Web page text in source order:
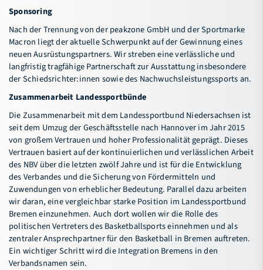
Sponsoring
Nach der Trennung von der peakzone GmbH und der Sportmarke
Macron liegt der aktuelle Schwerpunkt auf der Gewinnung eines
neuen Ausrüstungspartners. Wir streben eine verlässliche und
langfristig tragfähige Partnerschaft zur Ausstattung insbesondere
der Schiedsrichter:innen sowie des Nachwuchsleistungssports an.
Zusammenarbeit Landessportbünde
Die Zusammenarbeit mit dem Landessportbund Niedersachsen ist
seit dem Umzug der Geschäftsstelle nach Hannover im Jahr 2015
von großem Vertrauen und hoher Professionalität geprägt. Dieses
Vertrauen basiert auf der kontinuierlichen und verlässlichen Arbeit
des NBV über die letzten zwölf Jahre und ist für die Entwicklung
des Verbandes und die Sicherung von Fördermitteln und
Zuwendungen von erheblicher Bedeutung. Parallel dazu arbeiten
wir daran, eine vergleichbar starke Position im Landessportbund
Bremen einzunehmen. Auch dort wollen wir die Rolle des
politischen Vertreters des Basketballsports einnehmen und als
zentraler Ansprechpartner für den Basketball in Bremen auftreten.
Ein wichtiger Schritt wird die Integration Bremens in den
Verbandsnamen sein.